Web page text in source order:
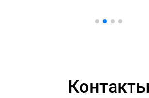
Контакты